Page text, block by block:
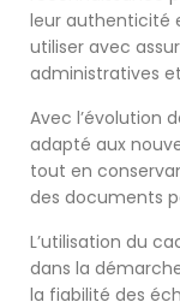
leur authenticité
utiliser avec
administratives
Avec l’évolution
adapté aux
tout en
des documents
L’utilisation du
dans la
la fiabilité des